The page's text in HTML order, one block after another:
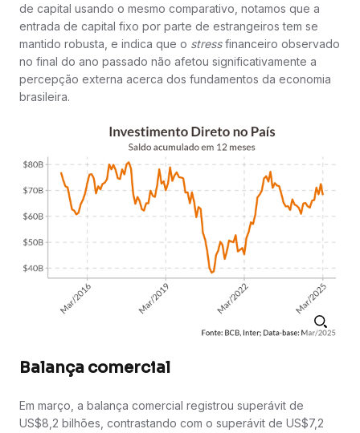
de capital usando o mesmo comparativo, notamos que a
entrada de capital fixo por parte de estrangeiros tem se
mantido robusta, e indica que o stressfinanceiro observado
no final do ano passado não afetou significativamente a
percepção externa acerca dos fundamentos da economia
brasileira.
Balança comercial
Em março, a balança comercial registrou superávit de
US$8,2 bilhões, contrastando com o superávit de US$7,2